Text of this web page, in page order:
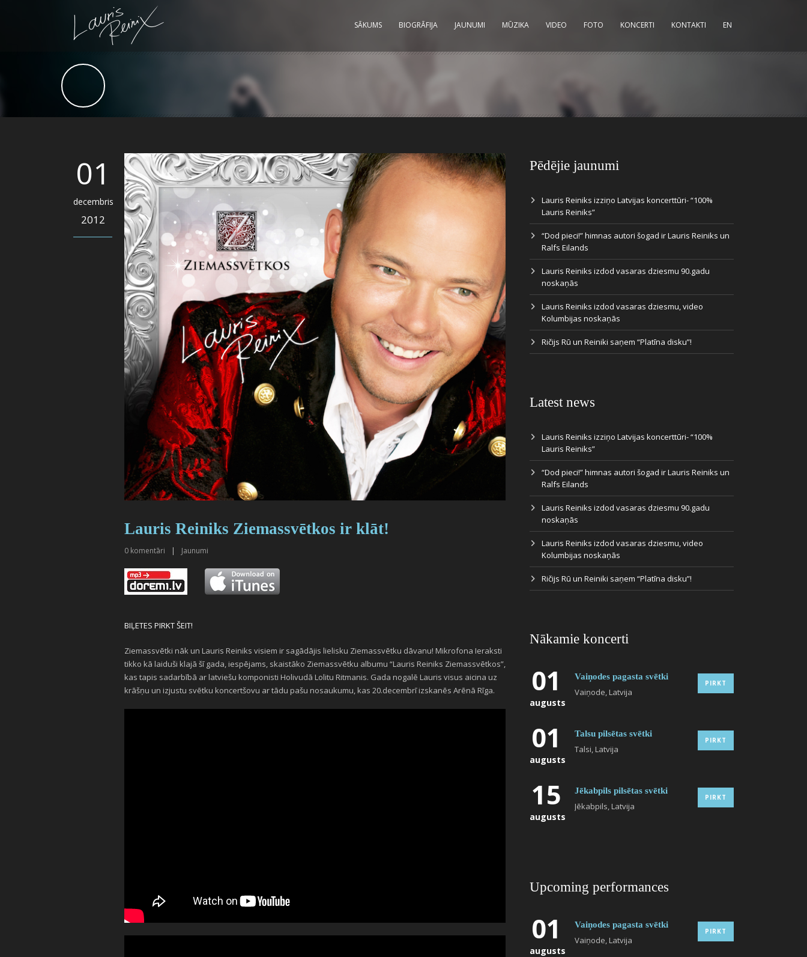
SĀKUMS BIOGRĀFIJA JAUNUMI MŪZIKA VIDEO FOTO KONCERTI KONTAKTI EN
01
decembris
2012
Lauris Reiniks Ziemassvētkos ir klāt!
0 komentāri | Jaunumi
BIĻETES PIRKT ŠEIT!
Ziemassvētki nāk un Lauris Reiniks visiem ir sagādājis lielisku Ziemassvētku dāvanu! Mikrofona Ieraksti
tikko kā laiduši klajā šī gada, iespējams, skaistāko Ziemassvētku albumu “Lauris Reiniks Ziemassvētkos”,
kas tapis sadarbībā ar latviešu komponisti Holivudā Lolitu Ritmanis. Gada nogalē Lauris visus aicina uz
krāšņu un izjustu svētku koncertšovu ar tādu pašu nosaukumu, kas 20.decembrī izskanēs Arēnā Rīga.
Pēdējie jaunumi
Lauris Reiniks izziņo Latvijas koncerttūri- “100%
Lauris Reiniks”
“Dod pieci!” himnas autori šogad ir Lauris Reiniks un
Ralfs Eilands
Lauris Reiniks izdod vasaras dziesmu 90.gadu
noskaņās
Lauris Reiniks izdod vasaras dziesmu, video
Kolumbijas noskaņās
Ričijs Rū un Reiniki saņem “Platīna disku”!
Latest news
Lauris Reiniks izziņo Latvijas koncerttūri- “100%
Lauris Reiniks”
“Dod pieci!” himnas autori šogad ir Lauris Reiniks un
Ralfs Eilands
Lauris Reiniks izdod vasaras dziesmu 90.gadu
noskaņās
Lauris Reiniks izdod vasaras dziesmu, video
Kolumbijas noskaņās
Ričijs Rū un Reiniki saņem “Platīna disku”!
Nākamie koncerti
01
augusts
Vaiņodes pagasta svētki
Vaiņode, Latvija
PIRKT
01
augusts
Talsu pilsētas svētki
Talsi, Latvija
PIRKT
15
augusts
Jēkabpils pilsētas svētki
Jēkabpils, Latvija
PIRKT
Upcoming performances
01
augusts
Vaiņodes pagasta svētki
Vaiņode, Latvija
PIRKT